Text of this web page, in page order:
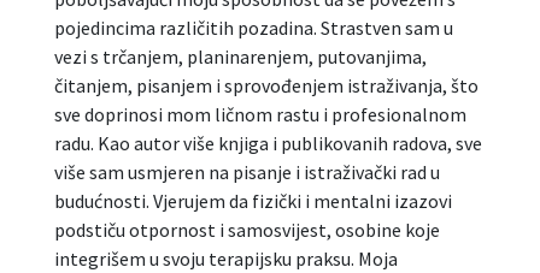
pojedincima različitih pozadina. Strastven sam u
vezi s trčanjem, planinarenjem, putovanjima,
čitanjem, pisanjem i sprovođenjem istraživanja, što
sve doprinosi mom ličnom rastu i profesionalnom
radu. Kao autor više knjiga i publikovanih radova, sve
više sam usmjeren na pisanje i istraživački rad u
budućnosti. Vjerujem da fizički i mentalni izazovi
podstiču otpornost i samosvijest, osobine koje
integrišem u svoju terapijsku praksu. Moja